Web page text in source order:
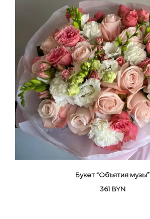
Букет “Объятия музы”
361 BYN